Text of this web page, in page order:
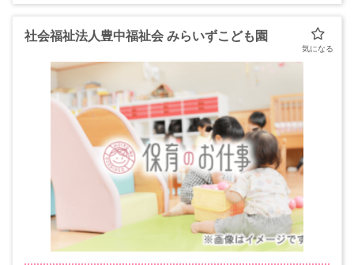
社会福祉法人豊中福祉会 みらいずこども園